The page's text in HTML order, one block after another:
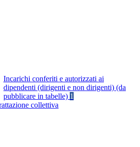
Incarichi conferiti e autorizzati ai
dipendenti (dirigenti e non dirigenti) (da
pubblicare in tabelle) 1
collettiva